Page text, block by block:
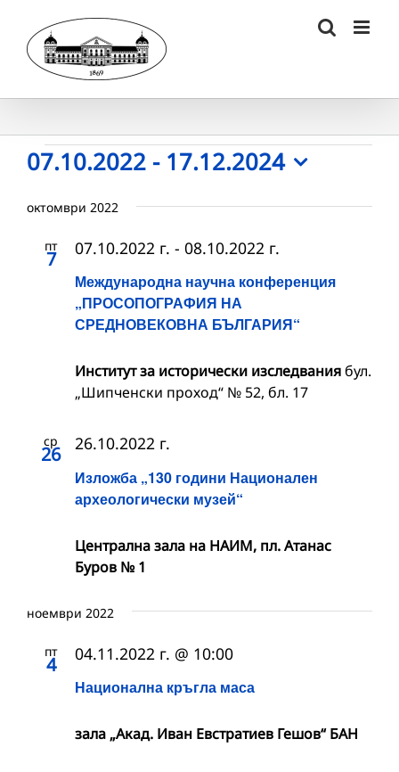
content
Събития
07.10.2022 - 17.12.2024
date.
октомври 2022
пт
7
Международна научна конференция
„ПРОСОПОГРАФИЯ НА
СРЕДНОВЕКОВНА БЪЛГАРИЯ“
07.10.2022 г. - 08.10.2022 г.
Институт за исторически изследваниябул.
„Шипченски проход“ № 52, бл. 17
ср
26
Изложба „130 години Национален
археологически музей“
26.10.2022 г.
Централна зала на НАИМ, пл. Атанас
Буров № 1
ноември 2022
пт
4
Национална кръгла маса
04.11.2022 г. @ 10:00
зала „Акад. Иван Евстратиев Гешов“ БАН